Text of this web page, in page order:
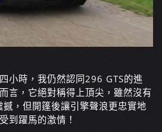
小時，我仍然認同296 GTS的進
言，它絕對稱得上頂尖，雖然沒有
，但開篷後讓引擎聲浪更忠實地
到躍馬的激情！